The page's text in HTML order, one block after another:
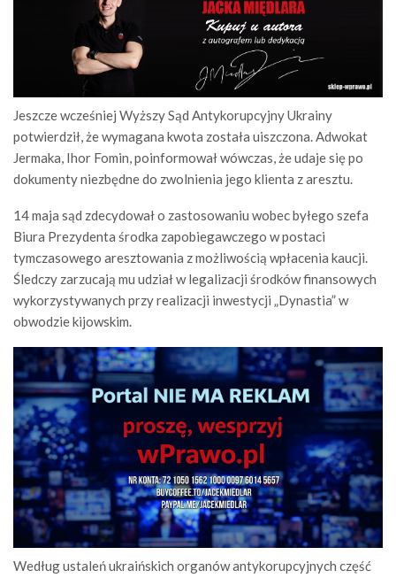
Jeszcze wcześniej Wyższy Sąd Antykorupcyjny Ukrainy
potwierdził, że wymagana kwota została uiszczona. Adwokat
Jermaka, Ihor Fomin, poinformował wówczas, że udaje się po
dokumenty niezbędne do zwolnienia jego klienta z aresztu.
14 maja sąd zdecydował o zastosowaniu wobec byłego szefa
Biura Prezydenta środka zapobiegawczego w postaci
tymczasowego aresztowania z możliwością wpłacenia kaucji.
Śledczy zarzucają mu udział w legalizacji środków finansowych
wykorzystywanych przy realizacji inwestycji „Dynastia” w
obwodzie kijowskim.
Według ustaleń ukraińskich organów antykorupcyjnych część